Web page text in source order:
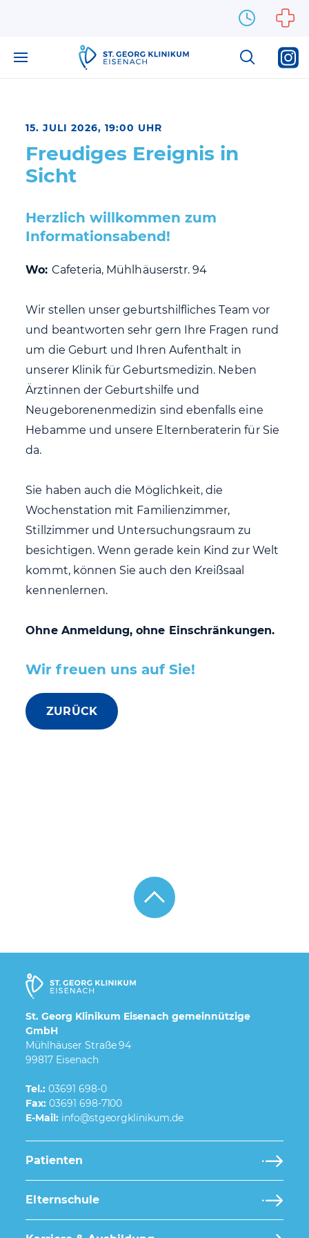
15. JULI 2026, 19:00 UHR
Freudiges Ereignis in
Sicht
Herzlich willkommen zum
Informationsabend!
Wo: Cafeteria, Mühlhäuserstr. 94
Wir stellen unser geburtshilfliches Team vor
und beantworten sehr gern Ihre Fragen rund
um die Geburt und Ihren Aufenthalt in
unserer Klinik für Geburtsmedizin. Neben
Ärztinnen der Geburtshilfe und
Neugeborenenmedizin sind ebenfalls eine
Hebamme und unsere Elternberaterin für Sie
da.
Sie haben auch die Möglichkeit, die
Wochenstation mit Familienzimmer,
Stillzimmer und Untersuchungsraum zu
besichtigen. Wenn gerade kein Kind zur Welt
kommt, können Sie auch den Kreißsaal
kennenlernen.
Ohne Anmeldung, ohne Einschränkungen.
Wir freuen uns auf Sie!
ZURÜCK
St. Georg Klinikum Eisenach gemeinnützige
GmbH
Mühlhäuser Straße 94
99817 Eisenach
Tel.: 03691 698-0
Fax: 03691 698-7100
E-Mail:
Patienten
Elternschule